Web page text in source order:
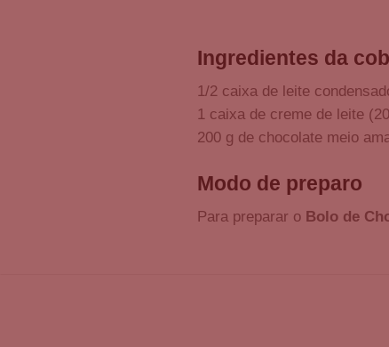
Ingredientes da
1/2 caixa de leite
1 caixa de creme de leite
200 g de chocolate meio
Modo de preparo
Para preparar o Bolo de